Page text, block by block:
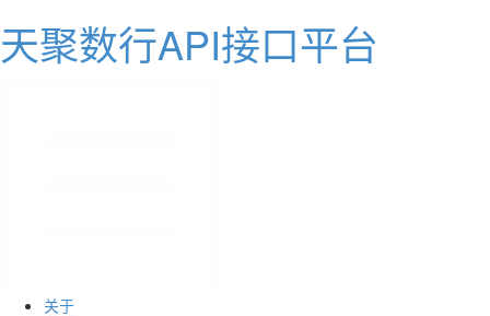
天聚数行API接口平台
关于